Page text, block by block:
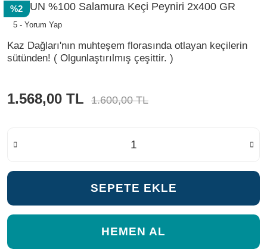
OLGUN %100 Salamura Keçi Peyniri 2x400 GR
5 - Yorum Yap
Kaz Dağları'nın muhteşem florasında otlayan keçilerin
sütünden! ( Olgunlaştırılmış çeşittir. )
%2
1.568,00 TL 1.600,00 TL
SEPETE EKLE
HEMEN AL